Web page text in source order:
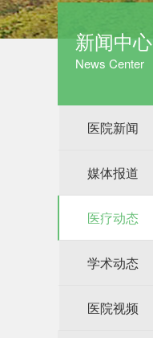
新闻中心
News Center
医院新闻
媒体报道
医疗动态
学术动态
医院视频